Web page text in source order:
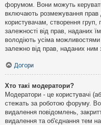
форумом. Вони можуть
включають розмежування прав
користувачам, створення груп,
залежності від прав, наданих
володіють усіма
залежно від прав, наданих ним
Догори
Хто такі модератори?
Модератори - це користувачі
стежать за роботою форуму.
видалення повідомлень,
видалення та об'єднання тем